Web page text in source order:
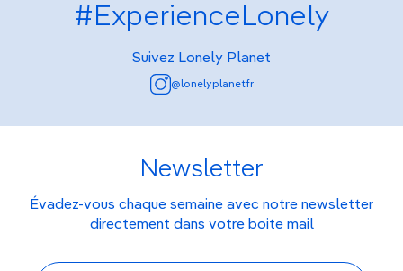
#ExperienceLonely
Suivez Lonely Planet
@lonelyplanetfr
Newsletter
Évadez-vous chaque semaine avec notre newsletter
directement dans votre boite mail